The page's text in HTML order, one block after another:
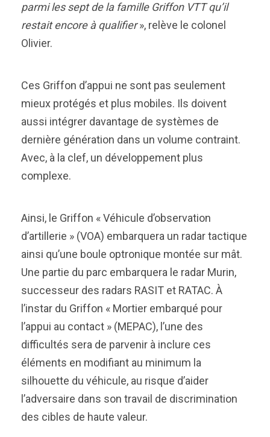
parmi les sept de la famille Griffon VTT qu’il
restait encore à qualifier», relève le colonel
Olivier.
Ces Griffon d’appui ne sont pas seulement
mieux protégés et plus mobiles. Ils doivent
aussi intégrer davantage de systèmes de
dernière génération dans un volume contraint.
Avec, à la clef, un développement plus
complexe.
Ainsi, le Griffon « Véhicule d’observation
d’artillerie » (VOA) embarquera un radar tactique
ainsi qu’une boule optronique montée sur mât.
Une partie du parc embarquera le radar Murin,
successeur des radars RASIT et RATAC. À
l’instar du Griffon « Mortier embarqué pour
l’appui au contact » (MEPAC), l’une des
difficultés sera de parvenir à inclure ces
éléments en modifiant au minimum la
silhouette du véhicule, au risque d’aider
l’adversaire dans son travail de discrimination
des cibles de haute valeur.